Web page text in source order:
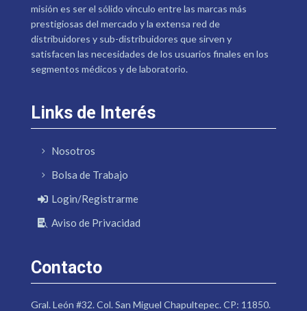
misión es ser el sólido vínculo entre las marcas más
prestigiosas del mercado y la extensa red de
distribuidores y sub-distribuidores que sirven y
satisfacen las necesidades de los usuarios finales en los
segmentos médicos y de laboratorio.
Links de Interés
Nosotros
Bolsa de Trabajo
Login/Registrarme
Aviso de Privacidad
Contacto
Gral. León #32. Col. San Miguel Chapultepec. CP: 11850.